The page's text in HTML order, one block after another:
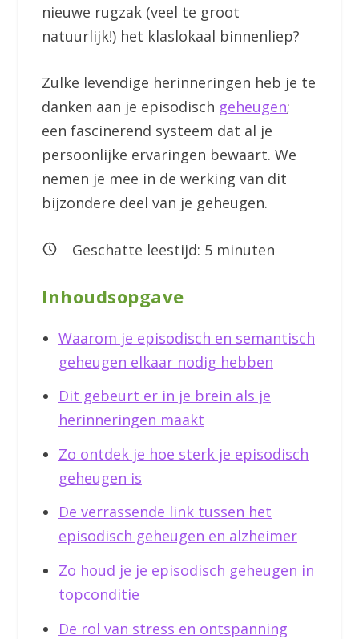
nieuwe rugzak (veel te groot
natuurlijk!) het klaslokaal binnenliep?
Zulke levendige herinneringen heb je te
danken aan je episodisch geheugen;
een fascinerend systeem dat al je
persoonlijke ervaringen bewaart. We
nemen je mee in de werking van dit
bijzondere deel van je geheugen.
Geschatte leestijd: 5 minuten
Inhoudsopgave
Waarom je episodisch en semantisch
geheugen elkaar nodig hebben
Dit gebeurt er in je brein als je
herinneringen maakt
Zo ontdek je hoe sterk je episodisch
geheugen is
De verrassende link tussen het
episodisch geheugen en alzheimer
Zo houd je je episodisch geheugen in
topconditie
De rol van stress en ontspanning